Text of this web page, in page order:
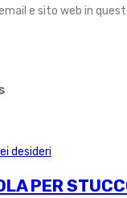
e sito web in
desideri
PER